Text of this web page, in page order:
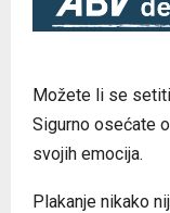
Možete li se
Sigurno osećate
svojih emocija.
Plakanje nikako